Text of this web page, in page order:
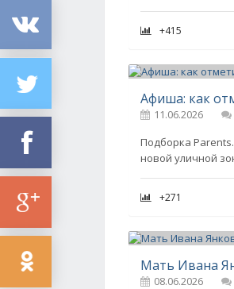
+415
Афиша: как
11.06.2026
Подборка
новой уличной
+271
08.06.2026